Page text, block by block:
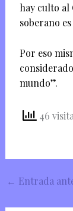
hay culto
soberano
Por eso
mundo”.
46
← Entrada